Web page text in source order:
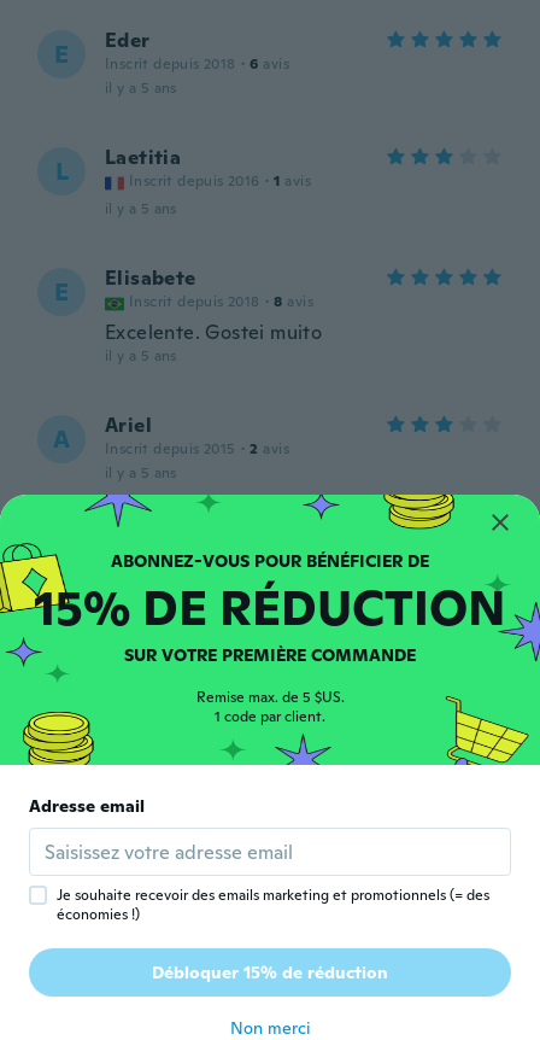
E Eder
Inscrit depuis 2018 · 6 avis
il y a 5 ans
L Laetitia
Inscrit depuis 2016 · 1 avis
il y a 5 ans
E Elisabete
Inscrit depuis 2018 · 8 avis
Excelente. Gostei muito
il y a 5 ans
A Ariel
Inscrit depuis 2015 · 2 avis
il y a 5 ans
P Inscrit depuis 2016 · 18 avis
il y a 5 ans
A ANDREA
3
Inscrit depuis 2021
Déçu, trop petit en L
il y a 5 ans
P Paulo
Inscrit depuis 2017 · 5 avis · 4 chargements
Muito bom. Perfeito 👏🏻
15% DE RÉDUCTION
SUR VOTRE PREMIÈRE COMMANDE
Remise max. de 5 $US.
1 code par client.
Adresse email
Je souhaite recevoir des emails marketing et promotionnels (= des
économies !)
Débloquer 15% de réduction
Non merci